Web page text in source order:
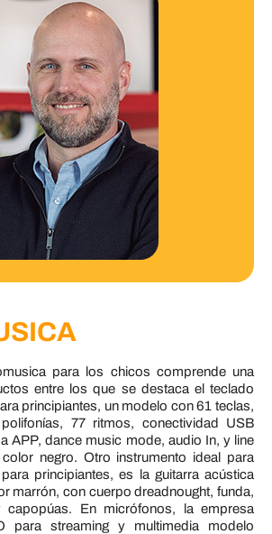
para los chicos comprende una
entre los que se destaca el teclado
principiantes, un modelo con 61 teclas,
77 ritmos, conectividad USB
APP, dance music mode, audio In, y line
negro. Otro instrumento ideal para
principiantes, es la guitarra acústica
marrón, con cuerpo dreadnought, funda,
capopúas. En micrófonos, la empresa
para streaming y multimedia modelo